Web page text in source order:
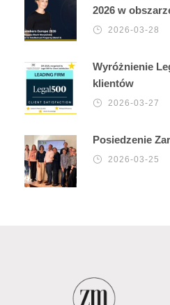
2026 w
2026-03-28
Wyróżnienie
klientów
2026-03-27
Posiedzenie
2026-03-25